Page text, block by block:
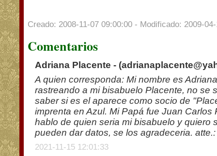
Creado: 2008-11-07 09:00:00 - Modificado: 2009-
Comentarios
Adriana Placente - (
A quien corresponda: Mi nombre es
rastreando a mi bisabuelo Placente, no se
saber si es el aparece como socio de
imprenta en Azul. Mi Papá fue Juan Carlos
hablo de quien seria mi bisabuelo y quiero
pueden dar datos, se los agradeceria.
2021-11-15 12:01:33